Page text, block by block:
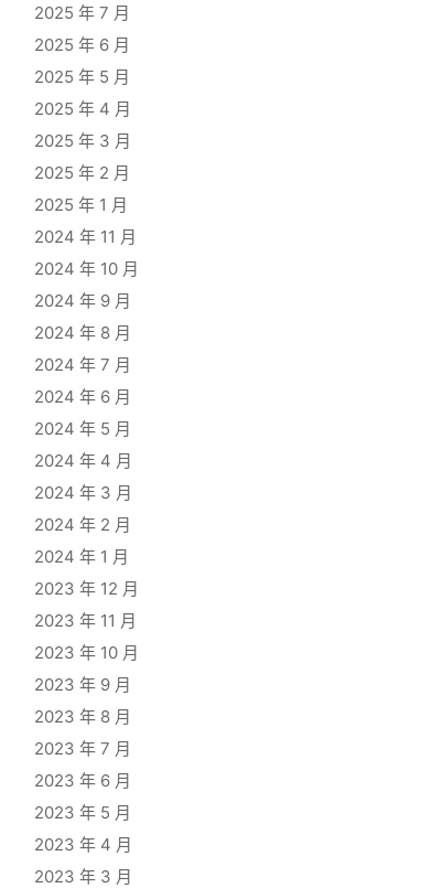
2025 年 7 月
2025 年 6 月
2025 年 5 月
2025 年 4 月
2025 年 3 月
2025 年 2 月
2025 年 1 月
2024 年 11 月
2024 年 10 月
2024 年 9 月
2024 年 8 月
2024 年 7 月
2024 年 6 月
2024 年 5 月
2024 年 4 月
2024 年 3 月
2024 年 2 月
2024 年 1 月
2023 年 12 月
2023 年 11 月
2023 年 10 月
2023 年 9 月
2023 年 8 月
2023 年 7 月
2023 年 6 月
2023 年 5 月
2023 年 4 月
2023 年 3 月